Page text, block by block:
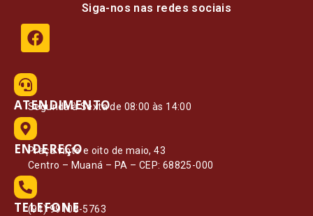
Siga-nos nas redes sociais
ATENDIMENTO
Segunda à Sexta de 08:00 às 14:00
ENDEREÇO
Praça vinte e oito de maio, 43
Centro – Muaná – PA – CEP: 68825-000
TELEFONE
(91) 99108-5763